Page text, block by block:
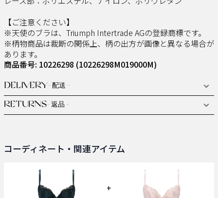
【ご注意ください】
※天使のブラは、Triumph Intertrade AGの登録商標です。
※柄物商品は裁断の関係上、柄の出方が画像と異なる場合が
あります。
商品番号: 10226298 (10226298M019000M)
DELIVERY- 配送 -
RETURNS- 返品 -
コーディネート・関連アイテム
+